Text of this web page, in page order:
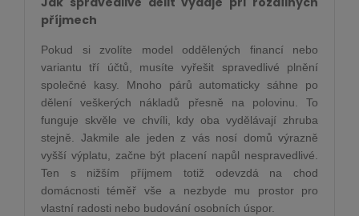
příjmech
Pokud si zvolíte model oddělených financí nebo
variantu tří účtů, musíte vyřešit spravedlivé plnění
společné kasy. Mnoho párů automaticky sáhne po
dělení veškerých nákladů přesně na polovinu. To
funguje skvěle ve chvíli, kdy oba vydělávají zhruba
stejně. Jakmile ale jeden z vás nosí domů výrazně
vyšší výplatu, začne být placení napůl nespravedlivé.
Ten s nižším příjmem totiž odevzdá na chod
domácnosti téměř vše a nezbyde mu prostor pro
vlastní radosti nebo budování osobních úspor.